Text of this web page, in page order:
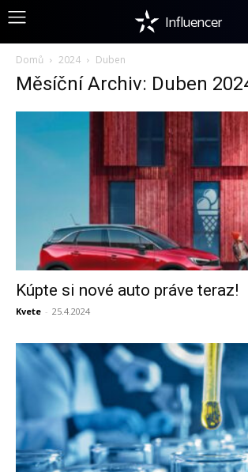
Influencer
Domů 2024 Duben
Měsíční Archiv: Duben
Kúpte si nové auto práve teraz!
Kvete - 25.4.2024